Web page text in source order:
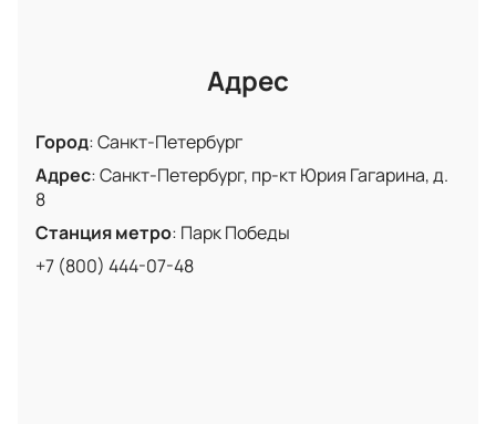
Адрес
Город:Санкт-Петербург
Адрес:Санкт-Петербург, пр-кт Юрия Гагарина, д.
8
Станция метро: Парк Победы
+7 (800) 444-07-48